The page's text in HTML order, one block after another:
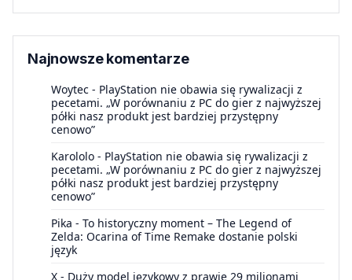
Najnowsze komentarze
Woytec - PlayStation nie obawia się rywalizacji z
pecetami. „W porównaniu z PC do gier z najwyższej
półki nasz produkt jest bardziej przystępny
cenowo”
Karololo - PlayStation nie obawia się rywalizacji z
pecetami. „W porównaniu z PC do gier z najwyższej
półki nasz produkt jest bardziej przystępny
cenowo”
Pika - To historyczny moment – The Legend of
Zelda: Ocarina of Time Remake dostanie polski
język
X - Duży model językowy z prawie 29 milionami